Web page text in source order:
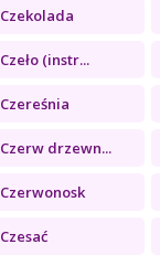
Czekolada
Czeło (instr...
Czereśnia
Czerw drzewn...
Czerwonosk
Czesać